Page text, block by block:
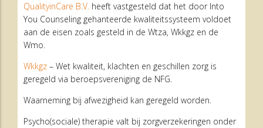
QualityinCare B.V. heeft vastgesteld dat het door Into
You Counseling gehanteerde kwaliteitssysteem voldoet
aan de eisen zoals gesteld in de Wtza, Wkkgz en de
Wmo.
Wkkgz – Wet kwaliteit, klachten en geschillen zorg is
geregeld via beroepsvereniging de NFG.
Waarneming bij afwezigheid kan geregeld worden.
Psycho(sociale) therapie valt bij zorgverzekeringen onder